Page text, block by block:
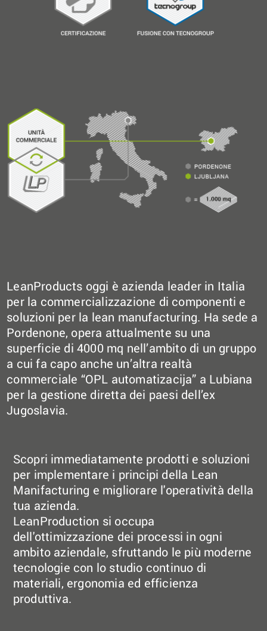
LeanProducts oggi è azienda leader in Italia
per la commercializzazione di componenti e
soluzioni per la lean manufacturing. Ha sede a
Pordenone, opera attualmente su una
superficie di 4000 mq nell’ambito di un gruppo
a cui fa capo anche un’altra realtà
commerciale “OPL automatizacija” a Lubiana
per la gestione diretta dei paesi dell’ex
Jugoslavia.
Scopri immediatamente prodotti e soluzioni
per implementare i principi della Lean
Manifacturing e migliorare l'operatività della
tua azienda.
LeanProduction si occupa
dell'ottimizzazione dei processi in ogni
ambito aziendale, sfruttando le più moderne
tecnologie con lo studio continuo di
materiali, ergonomia ed efficienza
produttiva.